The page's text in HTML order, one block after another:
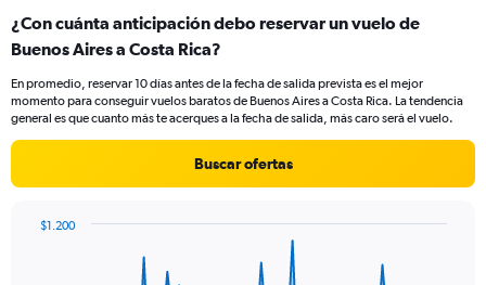
Range:
6
The
chart
axis
Number
¿Con cuánta anticipación debo reservar un vuelo de
Buenos Aires a Costa Rica?
En promedio, reservar 10 días antes de la fecha de salida prevista es el mejor
momento para conseguir vuelos baratos de Buenos Aires a Costa Rica. La tendencia
general es que cuanto más te acerques a la fecha de salida, más caro será el vuelo.
Buscar ofertas
$1.200